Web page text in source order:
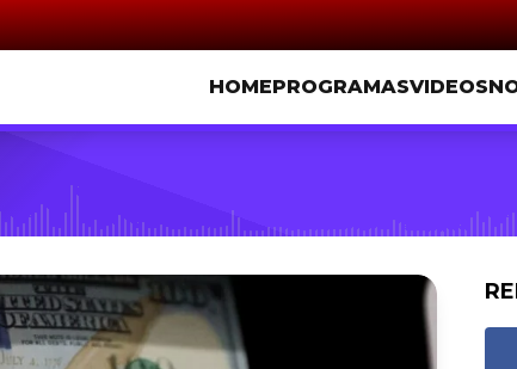
HOMEPROGRAMASVIDEOS